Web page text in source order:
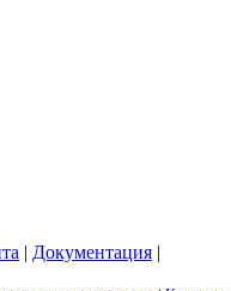
| Документация |